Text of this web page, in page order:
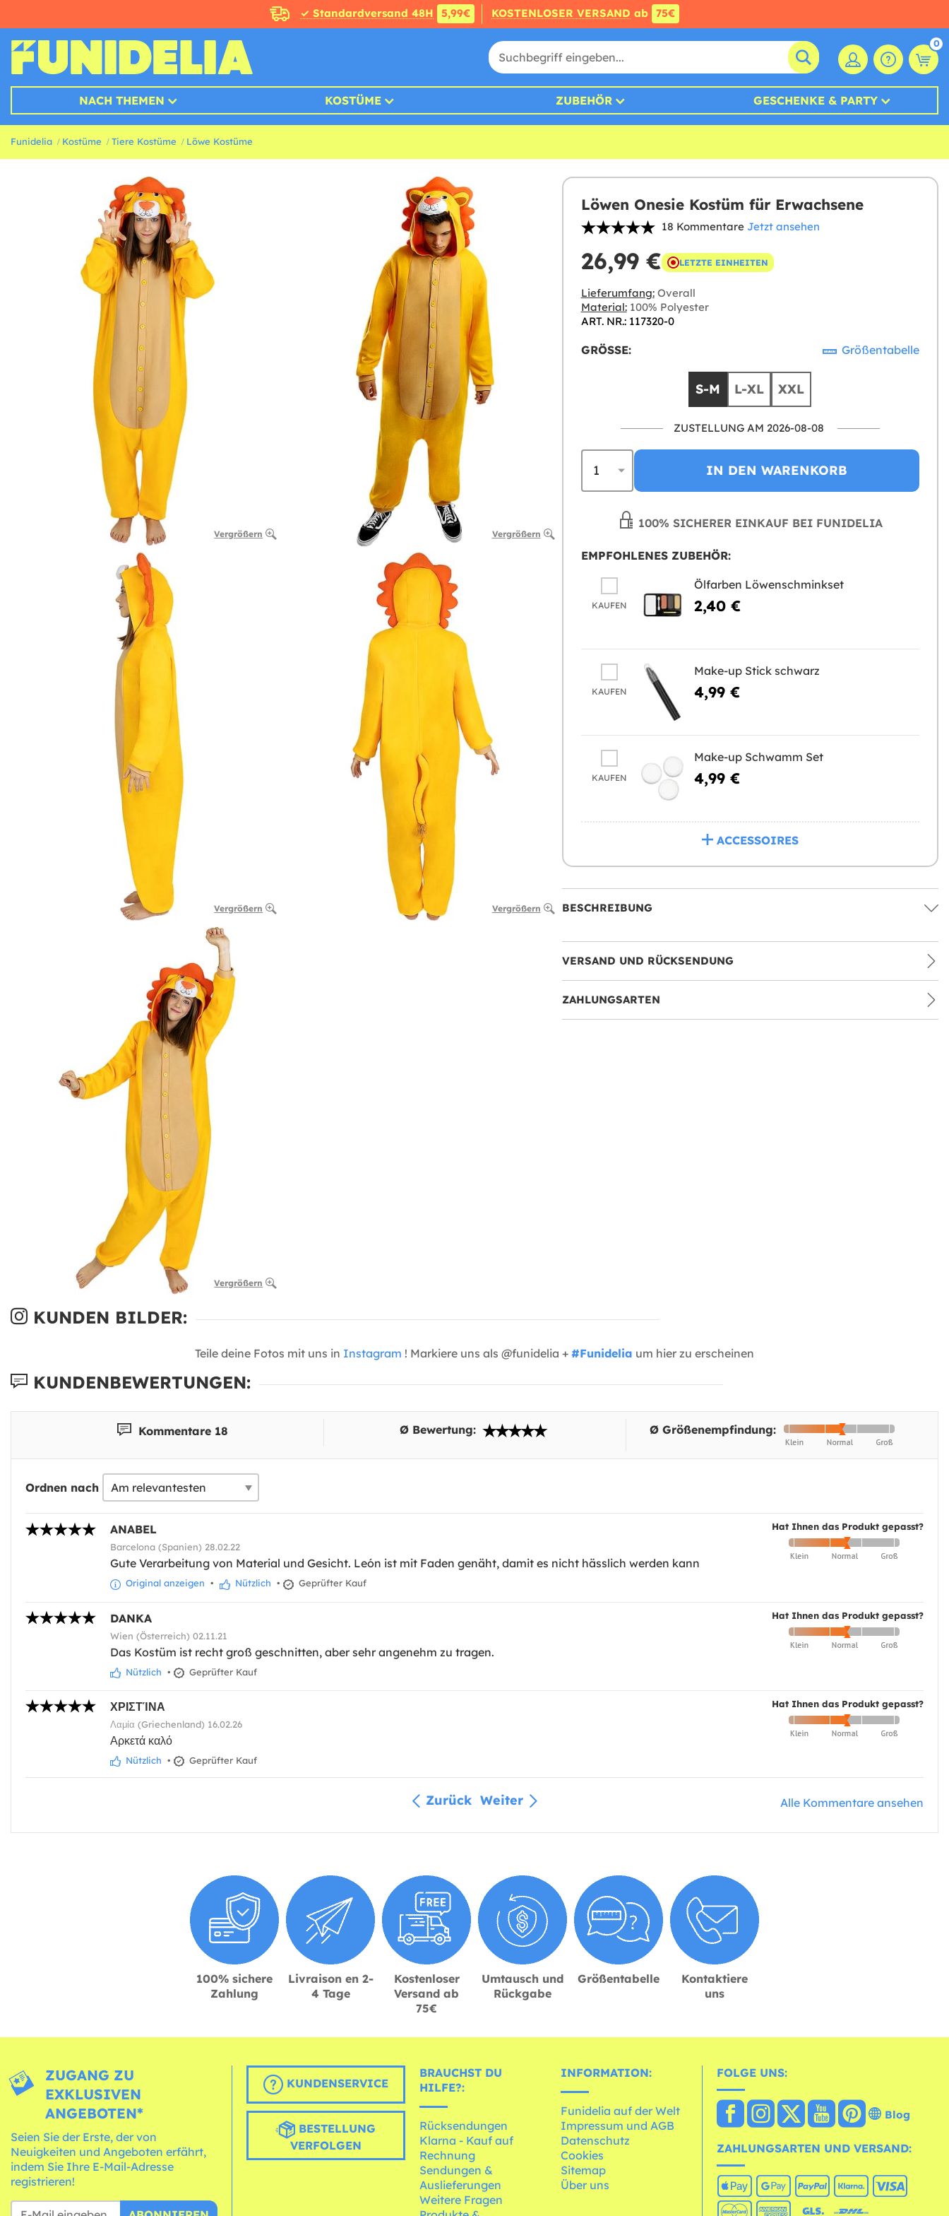
✓ Standardversand 48H 5,99€ KOSTENLOSER VERSAND ab 75€
0
NACH THEMEN KOSTÜME ZUBEHÖR GESCHENKE & PARTY
Funidelia Kostüme Tiere Kostüme Löwe Kostüme
Vergrößern Vergrößern
Vergrößern Vergrößern
Vergrößern
Löwen Onesie Kostüm für Erwachsene
18 Kommentare Jetzt ansehen
26,99 € LETZTE EINHEITEN
Lieferumfang:Overall
Material:100% Polyester
ART. NR.: 117320-0
GRÖSSE: Größentabelle
S-M L-XL XXL
ZUSTELLUNG AM 2026-08-08
IN DEN WARENKORB
100% SICHERER EINKAUF BEI FUNIDELIA
EMPFOHLENES ZUBEHÖR:
KAUFEN
Ölfarben Löwenschminkset
2,40 €
KAUFEN
Make-up Stick schwarz
4,99 €
KAUFEN
Make-up Schwamm Set
4,99 €
ACCESSOIRES
BESCHREIBUNG
VERSAND UND RÜCKSENDUNG
ZAHLUNGSARTEN
KUNDEN BILDER:
Teile deine Fotos mit uns in Instagram ! Markiere uns als @funidelia + #Funidelia um hier zu erscheinen
KUNDENBEWERTUNGEN:
Kommentare 18 Ø Bewertung: Ø Größenempfindung:
Ordnen nach
Hat Ihnen das Produkt gepasst?
ANABEL
Barcelona (Spanien) 28.02.22
Gute Verarbeitung von Material und Gesicht. León ist mit Faden genäht, damit es nicht hässlich werden kann
Original anzeigen • Nützlich • Geprüfter Kauf
Hat Ihnen das Produkt gepasst?
DANKA
Wien (Österreich) 02.11.21
Das Kostüm ist recht groß geschnitten, aber sehr angenehm zu tragen.
Nützlich • Geprüfter Kauf
Hat Ihnen das Produkt gepasst?
ΧΡΙΣΤΊΝΑ
Λαμία (Griechenland) 16.02.26
Αρκετά καλό
Nützlich • Geprüfter Kauf
Zurück Weiter Alle Kommentare ansehen
100% sichere
Zahlung
Livraison en 2-
4 Tage
Kostenloser
Versand ab
75€
Umtausch und
Rückgabe
Größentabelle
Kontaktiere
uns
ZUGANG ZU
EXKLUSIVEN
ANGEBOTEN*
Seien Sie der Erste, der von
Neuigkeiten und Angeboten erfährt,
indem Sie Ihre E-Mail-Adresse
registrieren!
KUNDENSERVICE
BESTELLUNG
VERFOLGEN
BRAUCHST DU
HILFE?:
Rücksendungen
Klarna - Kauf auf
Rechnung
Sendungen &
Auslieferungen
Weitere Fragen
INFORMATION:
Funidelia auf der Welt
Impressum und AGB
Datenschutz
Cookies
Sitemap
Über uns
FOLGE UNS:
Blog
ZAHLUNGSARTEN UND VERSAND: